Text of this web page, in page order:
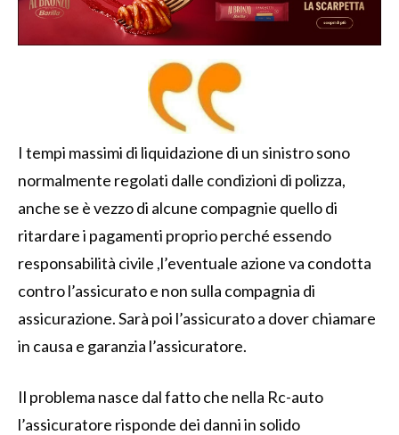
I tempi massimi di liquidazione di un sinistro sono
normalmente regolati dalle condizioni di polizza,
anche se è vezzo di alcune compagnie quello di
ritardare i pagamenti proprio perché essendo
responsabilità civile ,l’eventuale azione va condotta
contro l’assicurato e non sulla compagnia di
assicurazione. Sarà poi l’assicurato a dover chiamare
in causa e garanzia l’assicuratore.
Il problema nasce dal fatto che nella Rc-auto
l’assicuratore risponde dei danni in solido